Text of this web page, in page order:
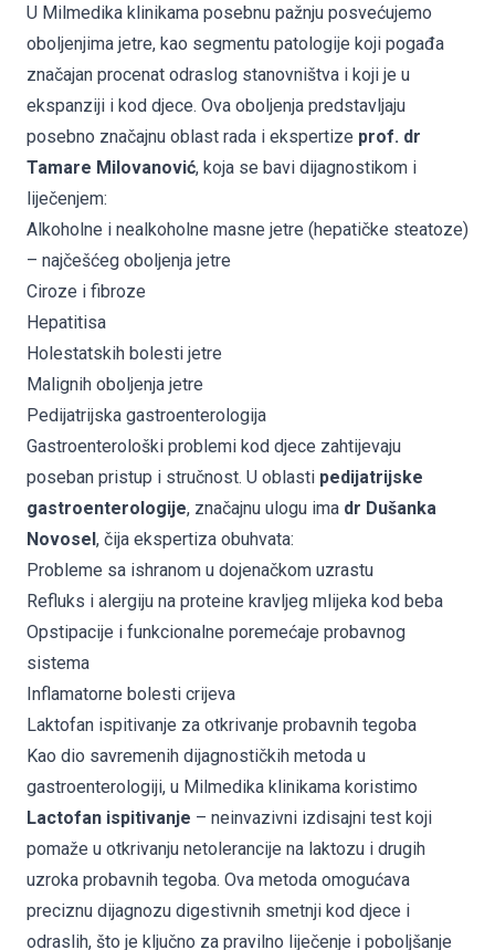
U Milmedika klinikama posebnu pažnju posvećujemo
oboljenjima jetre, kao segmentu patologije koji pogađa
značajan procenat odraslog stanovništva i koji je u
ekspanziji i kod djece. Ova oboljenja predstavljaju
posebno značajnu oblast rada i ekspertize prof. dr
Tamare Milovanović, koja se bavi dijagnostikom i
liječenjem:
Alkoholne i nealkoholne masne jetre (hepatičke steatoze)
– najčešćeg oboljenja jetre
Ciroze i fibroze
Hepatitisa
Holestatskih bolesti jetre
Malignih oboljenja jetre
Pedijatrijska gastroenterologija
Gastroenterološki problemi kod djece zahtijevaju
poseban pristup i stručnost. U oblasti pedijatrijske
gastroenterologije, značajnu ulogu ima dr Dušanka
Novosel, čija ekspertiza obuhvata:
Probleme sa ishranom u dojenačkom uzrastu
Refluks i alergiju na proteine kravljeg mlijeka kod beba
Opstipacije i funkcionalne poremećaje probavnog
sistema
Inflamatorne bolesti crijeva
Laktofan ispitivanje za otkrivanje probavnih tegoba
Kao dio savremenih dijagnostičkih metoda u
gastroenterologiji, u Milmedika klinikama koristimo
Lactofan ispitivanje – neinvazivni izdisajni test koji
pomaže u otkrivanju netolerancije na laktozu i drugih
uzroka probavnih tegoba. Ova metoda omogućava
preciznu dijagnozu digestivnih smetnji kod djece i
odraslih, što je ključno za pravilno liječenje i poboljšanje